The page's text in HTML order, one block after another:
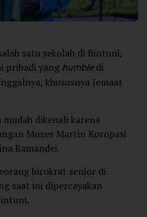
satu sekolah di Bintuni,
pribadi yang humbledi
khususnya Jemaat
dikenali karena
Mozes Martin Koropasi
Ramandei.
birokrat senior di
saat ini dipercayakan